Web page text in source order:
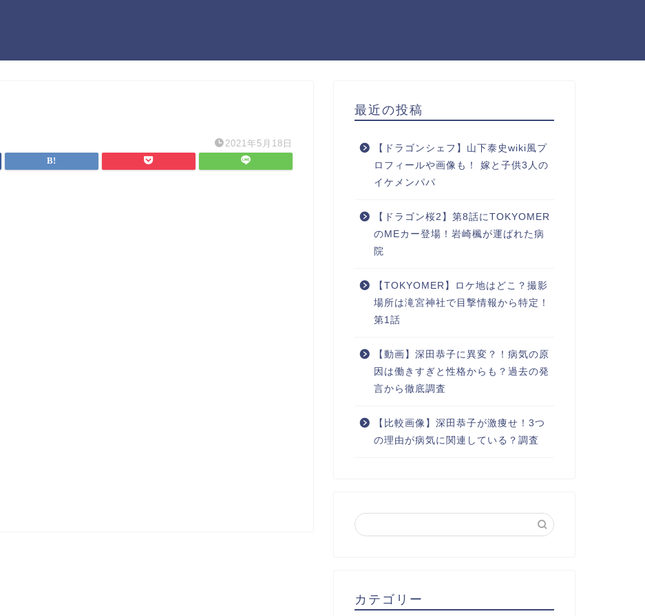
2021年5月18日
最近の投稿
【ドラゴンシェフ】山下泰史wiki風プ
ロフィールや画像も！ 嫁と子供3人の
イケメンパパ
【ドラゴン桜2】第8話にTOKYOMER
のMEカー登場！岩崎楓が運ばれた病
院
【TOKYOMER】ロケ地はどこ？撮影
場所は滝宮神社で目撃情報から特定！
第1話
【動画】深田恭子に異変？！病気の原
因は働きすぎと性格からも？過去の発
言から徹底調査
【比較画像】深田恭子が激痩せ！3つ
の理由が病気に関連している？調査
カテゴリー